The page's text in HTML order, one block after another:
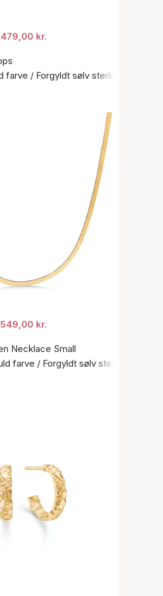
479,00 kr.
farve / Forgyldt sølv sterling 925
549,00 kr.
Necklace Small
farve / Forgyldt sølv sterling 925